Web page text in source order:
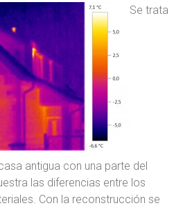
Se trata
antigua con una parte del
las diferencias entre los
Con la reconstrucción se